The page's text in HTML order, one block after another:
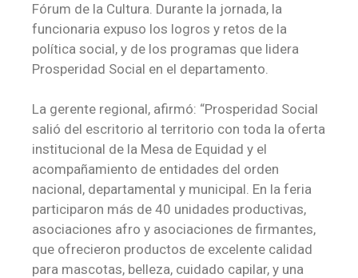
Fórum de la Cultura. Durante la jornada, la
funcionaria expuso los logros y retos de la
política social, y de los programas que lidera
Prosperidad Social en el departamento.
La gerente regional, afirmó: “Prosperidad Social
salió del escritorio al territorio con toda la oferta
institucional de la Mesa de Equidad y el
acompañamiento de entidades del orden
nacional, departamental y municipal. En la feria
participaron más de 40 unidades productivas,
asociaciones afro y asociaciones de firmantes,
que ofrecieron productos de excelente calidad
para mascotas, belleza, cuidado capilar, y una